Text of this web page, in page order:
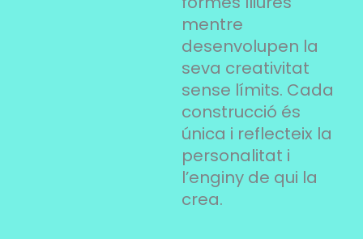
mentre
desenvolupen la
seva creativitat
sense límits. Cada
construcció és
única i reflecteix la
personalitat i
l’enginy de qui la
crea.